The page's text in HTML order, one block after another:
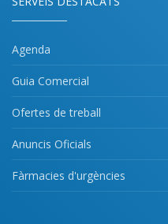
Agenda
Guia Comercial
Ofertes de treball
Anuncis Oficials
Fàrmacies d'urgències